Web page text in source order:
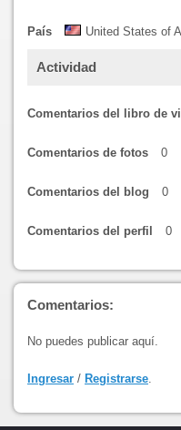
País United States of
Actividad
Comentarios del libro de
Comentarios de fotos 0
Comentarios del blog 0
Comentarios del perfil 0
Comentarios:
No puedes publicar aquí.
Ingresar / Registrarse.